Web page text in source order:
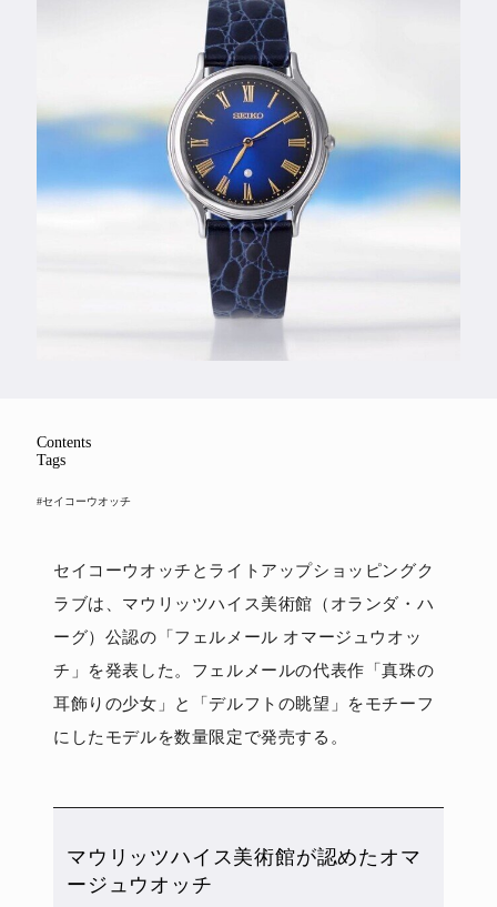
Contents
Tags
#セイコーウオッチ
セイコーウオッチとライトアップショッピングク
ラブは、マウリッツハイス美術館（オランダ・ハ
ーグ）公認の「フェルメール オマージュウオッ
チ」を発表した。フェルメールの代表作「真珠の
耳飾りの少女」と「デルフトの眺望」をモチーフ
にしたモデルを数量限定で発売する。
マウリッツハイス美術館が認めたオマ
ージュウオッチ